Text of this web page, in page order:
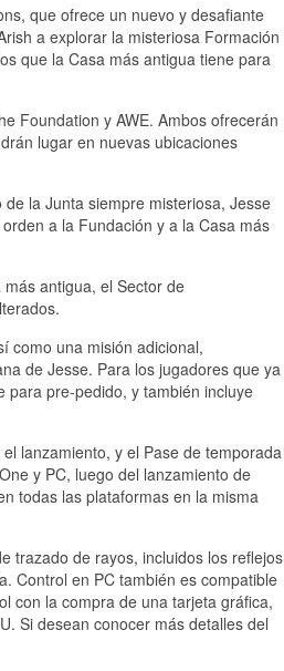
que ofrece un nuevo y desafiante
a explorar la misteriosa Formación
que la Casa más antigua tiene para
Foundation y AWE. Ambos ofrecerán
lugar en nuevas ubicaciones
la Junta siempre misteriosa, Jesse
a la Fundación y a la Casa más
antigua, el Sector de
como una misión adicional,
de Jesse. Para los jugadores que ya
para pre-pedido, y también incluye
lanzamiento, y el Pase de temporada
y PC, luego del lanzamiento de
todas las plataformas en la misma
trazado de rayos, incluidos los reflejos
Control en PC también es compatible
con la compra de una tarjeta gráfica,
Si desean conocer más detalles del